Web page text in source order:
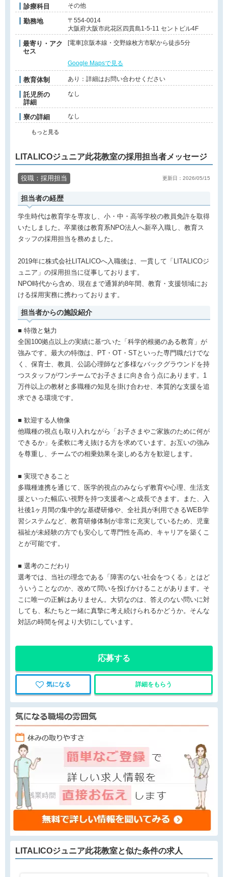
診療科目 その他
勤務地
〒554-0014
大阪府大阪市此花区四貫島1-5-11 セントビル4F
最寄り・アク
セス
[電車]京阪本線・交野線枚方市駅から徒歩5分
Google Mapsで見る
教育体制 あり：詳細はお問い合わせください
託児所の
詳細
なし
寮の詳細 なし
もっと見る
LITALICOジュニア此花教室の採用担当者メッセージ
役職：採用担当 更新日：2026/05/15
担当者の経歴
学生時代は教育学を専攻し、小・中・高等学校の教員免許を取得
いたしました。卒業後は教育系NPO法人へ新卒入職し、教育ス
タッフの採用担当を務めました。
2019年に株式会社LITALICOへ入職後は、一貫して「LITALICOジ
ュニア」の採用担当に従事しております。
NPO時代から含め、現在まで通算約8年間、教育・支援領域にお
ける採用実務に携わっております。
担当者からの施設紹介
■ 特徴と魅力
全国100拠点以上の実績に基づいた「科学的根拠のある教育」が
強みです。最大の特徴は、PT・OT・STといった専門職だけでな
く、保育士、教員、公認心理師など多様なバックグラウンドを持
つスタッフがワンチームでお子さまに向き合う点にあります。1
万件以上の教材と多職種の知見を掛け合わせ、本質的な支援を追
求できる環境です。
■ 歓迎する人物像
他職種の視点も取り入れながら「お子さまやご家族のために何が
できるか」を柔軟に考え抜ける方を求めています。お互いの強み
を尊重し、チームでの相乗効果を楽しめる方を歓迎します。
■ 実現できること
多職種連携を通じて、医学的視点のみならず教育や心理、生活支
援といった幅広い視野を持つ支援者へと成長できます。また、入
社後1ヶ月間の集中的な基礎研修や、全社員が利用できるWEB学
習システムなど、教育研修体制が非常に充実しているため、児童
福祉が未経験の方でも安心して専門性を高め、キャリアを築くこ
とが可能です。
■ 選考のこだわり
選考では、当社の理念である「障害のない社会をつくる」とはど
ういうことなのか、改めて問いを投げかけることがあります。そ
こに唯一の正解はありません。大切なのは、答えのない問いに対
しても、私たちと一緒に真摯に考え続けられるかどうか。そんな
対話の時間を何より大切にしています。
応募する
気になる 詳細をもらう
LITALICOジュニア此花教室と似た条件の求人